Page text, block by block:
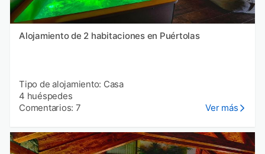
Alojamiento de 2 habitaciones en Puértolas
Tipo de alojamiento: Casa
4 huéspedes
Comentarios: 7
Ver más